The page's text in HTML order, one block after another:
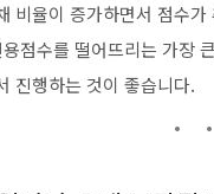
비율이 증가하면서 점수
점수를 떨어뜨리는 가장
진행하는 것이 좋습니다.